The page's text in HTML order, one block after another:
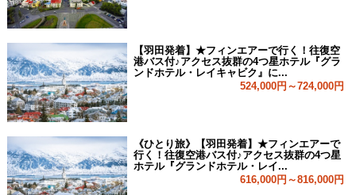
【羽田発着】★フィンエアーで行く！往復空
港バス付♪アクセス抜群の4つ星ホテル『グラ
ンドホテル・レイキャビク』に...
524,000円～724,000円
《ひとり旅》【羽田発着】★フィンエアーで
行く！往復空港バス付♪アクセス抜群の4つ星
ホテル『グランドホテル・レイ...
616,000円～816,000円